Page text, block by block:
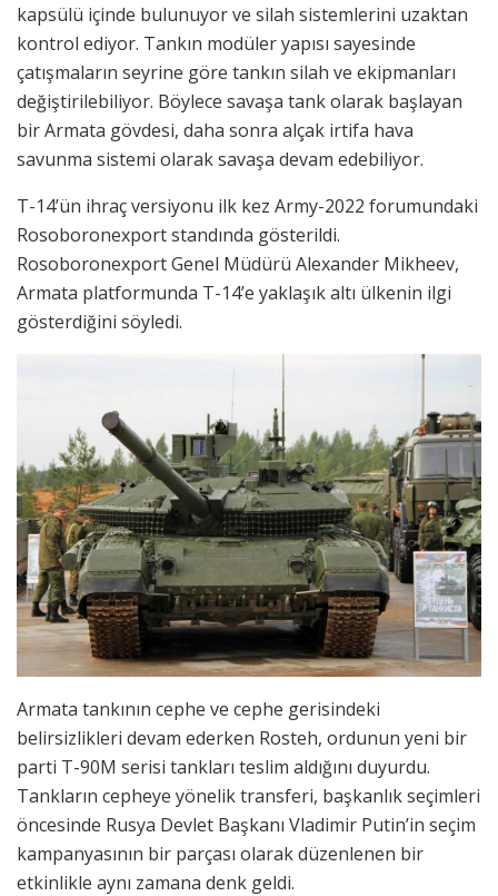
kapsülü içinde bulunuyor ve silah sistemlerini uzaktan
kontrol ediyor. Tankın modüler yapısı sayesinde
çatışmaların seyrine göre tankın silah ve ekipmanları
değiştirilebiliyor. Böylece savaşa tank olarak başlayan
bir Armata gövdesi, daha sonra alçak irtifa hava
savunma sistemi olarak savaşa devam edebiliyor.
T-14’ün ihraç versiyonu ilk kez Army-2022 forumundaki
Rosoboronexport standında gösterildi.
Rosoboronexport Genel Müdürü Alexander Mikheev,
Armata platformunda T-14’e yaklaşık altı ülkenin ilgi
gösterdiğini söyledi.
Armata tankının cephe ve cephe gerisindeki
belirsizlikleri devam ederken Rosteh, ordunun yeni bir
parti T-90M serisi tankları teslim aldığını duyurdu.
Tankların cepheye yönelik transferi, başkanlık seçimleri
öncesinde Rusya Devlet Başkanı Vladimir Putin’in seçim
kampanyasının bir parçası olarak düzenlenen bir
etkinlikle aynı zamana denk geldi.